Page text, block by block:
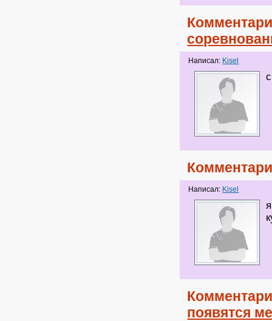
Написал: Kisel
Написал: Kisel
появятся